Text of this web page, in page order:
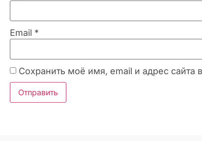
Email *
Сохранить моё имя, email и адрес